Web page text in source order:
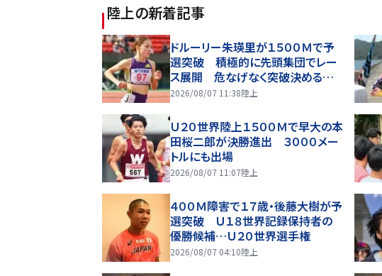
陸上の新着記事
ドルーリー朱瑛里が１５００Ｍで予
選突破 積極的に先頭集団でレー
ス展開 危なげなく突破決める…
Ｕ２０世界選手権
2026/08/07 11:38陸上
Ｕ２０世界陸上１５００Ｍで早大の本
田桜二郎が決勝進出 ３０００メー
トルにも出場
2026/08/07 11:07陸上
４００Ｍ障害で１７歳・後藤大樹が予
選突破 Ｕ１８世界記録保持者の
優勝候補…Ｕ２０世界選手権
2026/08/07 04:10陸上